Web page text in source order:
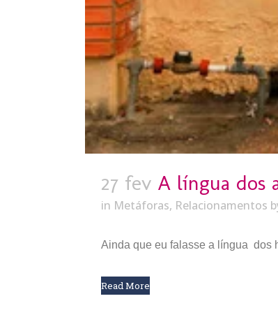
27 fev A língua dos
in Metáforas, Relacionamentos
Ainda que eu falasse a língua dos
Read More